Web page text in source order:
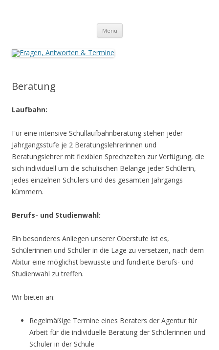
Menü Zum
springen
Beratung
Laufbahn:
Für eine intensive Schullaufbahnberatung stehen jeder
Jahrgangsstufe je 2 Beratungslehrerinnen und
Beratungslehrer mit flexiblen Sprechzeiten zur Verfügung, die
sich individuell um die schulischen Belange jeder Schülerin,
jedes einzelnen Schülers und des gesamten Jahrgangs
kümmern.
Berufs- und Studienwahl:
Ein besonderes Anliegen unserer Oberstufe ist es,
Schülerinnen und Schüler in die Lage zu versetzen, nach dem
Abitur eine möglichst bewusste und fundierte Berufs- und
Studienwahl zu treffen.
Wir bieten an:
Regelmäßige Termine eines Beraters der Agentur für
Arbeit für die individuelle Beratung der Schülerinnen und
Schüler in der Schule